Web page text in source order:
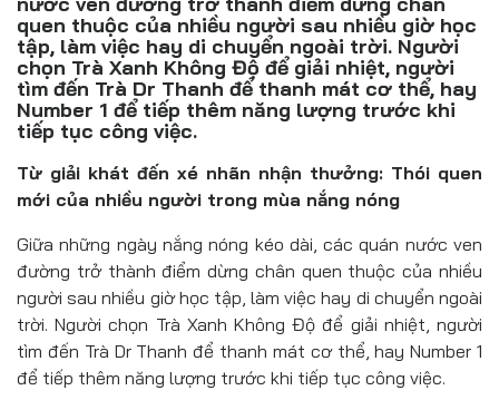
Pháp luật
Khoa giáo
Multimedia
quen thuộc của nhiều người sau nhiều giờ học
tập, làm việc hay di chuyển ngoài trời. Người
chọn Trà Xanh Không Độ để giải nhiệt, người
tìm đến Trà Dr Thanh để thanh mát cơ thể, hay
Number 1 để tiếp thêm năng lượng trước khi
tiếp tục công việc.
Từ giải khát đến xé nhãn nhận thưởng: Thói quen
mới của nhiều người trong mùa nắng nóng
Giữa những ngày nắng nóng kéo dài, các quán nước ven
đường trở thành điểm dừng chân quen thuộc của nhiều
người sau nhiều giờ học tập, làm việc hay di chuyển ngoài
trời. Người chọn Trà Xanh Không Độ để giải nhiệt, người
tìm đến Trà Dr Thanh để thanh mát cơ thể, hay Number 1
để tiếp thêm năng lượng trước khi tiếp tục công việc.